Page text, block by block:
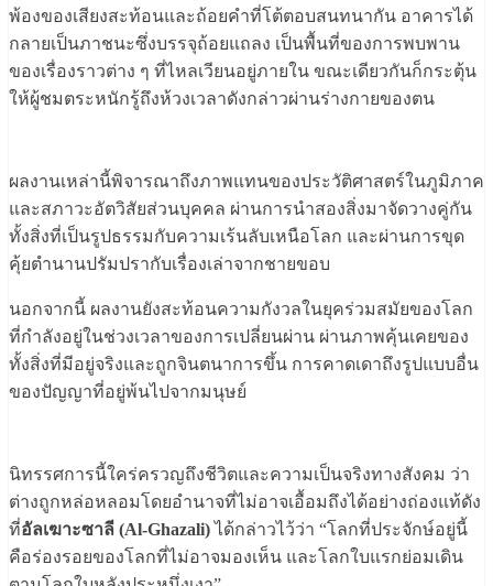
พ้องของเสียงสะท้อนและถ้อยคำที่โต้ตอบสนทนากัน อาคารได้
กลายเป็นภาชนะซึ่งบรรจุถ้อยแถลง เป็นพื้นที่ของการพบพาน
ของเรื่องราวต่าง ๆ ที่ไหลเวียนอยู่ภายใน ขณะเดียวกันก็กระตุ้น
ให้ผู้ชมตระหนักรู้ถึงห้วงเวลาดังกล่าวผ่านร่างกายของตน
ผลงานเหล่านี้พิจารณาถึงภาพแทนของประวัติศาสตร์ในภูมิภาค
และสภาวะอัตวิสัยส่วนบุคคล ผ่านการนำสองสิ่งมาจัดวางคู่กัน
ทั้งสิ่งที่เป็นรูปธรรมกับความเร้นลับเหนือโลก และผ่านการขุด
คุ้ยตำนานปรัมปรากับเรื่องเล่าจากชายขอบ
นอกจากนี้ ผลงานยังสะท้อนความกังวลในยุคร่วมสมัยของโลก
ที่กำลังอยู่ในช่วงเวลาของการเปลี่ยนผ่าน ผ่านภาพคุ้นเคยของ
ทั้งสิ่งที่มีอยู่จริงและถูกจินตนาการขึ้น การคาดเดาถึงรูปแบบอื่น
ของปัญญาที่อยู่พ้นไปจากมนุษย์
นิทรรศการนี้ใคร่ครวญถึงชีวิตและความเป็นจริงทางสังคม ว่า
ต่างถูกหล่อหลอมโดยอำนาจที่ไม่อาจเอื้อมถึงได้อย่างถ่องแท้ดัง
ที่อัลเฆาะซาลี (Al-Ghazali)ได้กล่าวไว้ว่า “โลกที่ประจักษ์อยู่นี้
คือร่องรอยของโลกที่ไม่อาจมองเห็น และโลกใบแรกย่อมเดิน